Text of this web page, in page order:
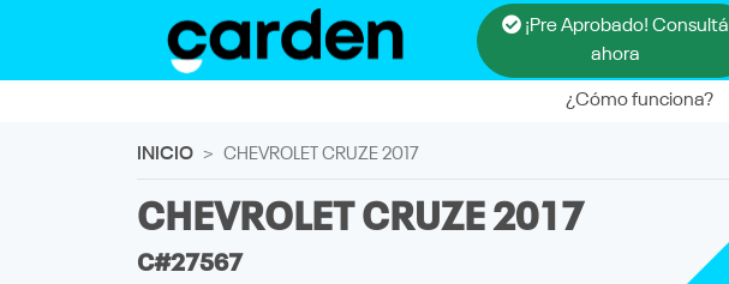
¡Pre Aprobado! Consultá
ahora
¿Cómo funciona?
INICIO CHEVROLET CRUZE 2017
CHEVROLET CRUZE 2017
C#27567